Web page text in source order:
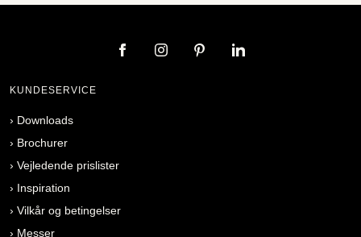
KUNDESERVICE
› Downloads
› Brochurer
› Vejledende prislister
› Inspiration
› Vilkår og betingelser
› Messer